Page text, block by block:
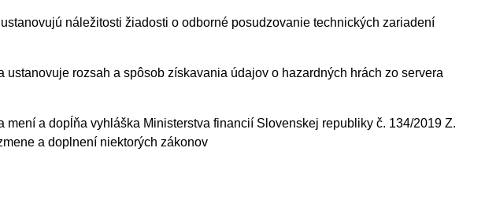
náležitosti žiadosti o odborné posudzovanie technických zariadení
rozsah a spôsob získavania údajov o hazardných hrách zo servera
a dopĺňa vyhláška Ministerstva financií Slovenskej republiky č. 134/2019 Z.
a doplnení niektorých zákonov